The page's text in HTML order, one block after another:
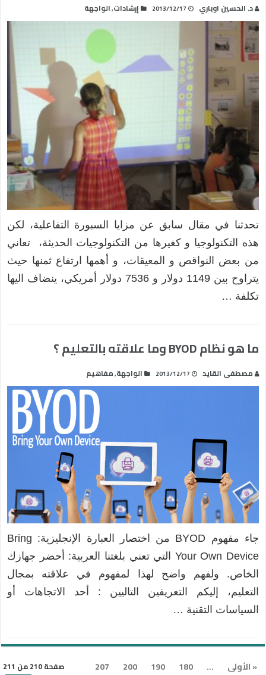
د. الحسين اوباري 2013/12/17 إرشادات,الواجهة
تحدثنا في مقال سابق عن مزايا السبورة التفاعلية، لكن
هذه التكنولوجيا و كغيرها من التكنولوجيات الحديثة، تعاني
من بعض النواقص و المعيقات، و أهمها ارتفاع ثمنها حيث
يتراوح بين 1149 دولار و 7536 دولار أمريكي، ينضاف اليها
تكلفة …
ما هو نظام BYOD وما علاقته بالتعليم ؟
مصطفى القايد 2013/12/17 الواجهة,مفاهيم
جاء مفهوم BYOD من اختصار العبارة الإنجليزية: Bring
Your Own Device التي تعني بلغتنا العربية: أحضر جهازك
الخاص. ولفهم واضح لهذا لمفهوم في علاقته بمجال
التعليم، إليكم التعريفين التاليين : أحد الاتجاهات أو
السياسات التقنية …
صفحة 210 من 211 « الأولى ...
180
190
200
207